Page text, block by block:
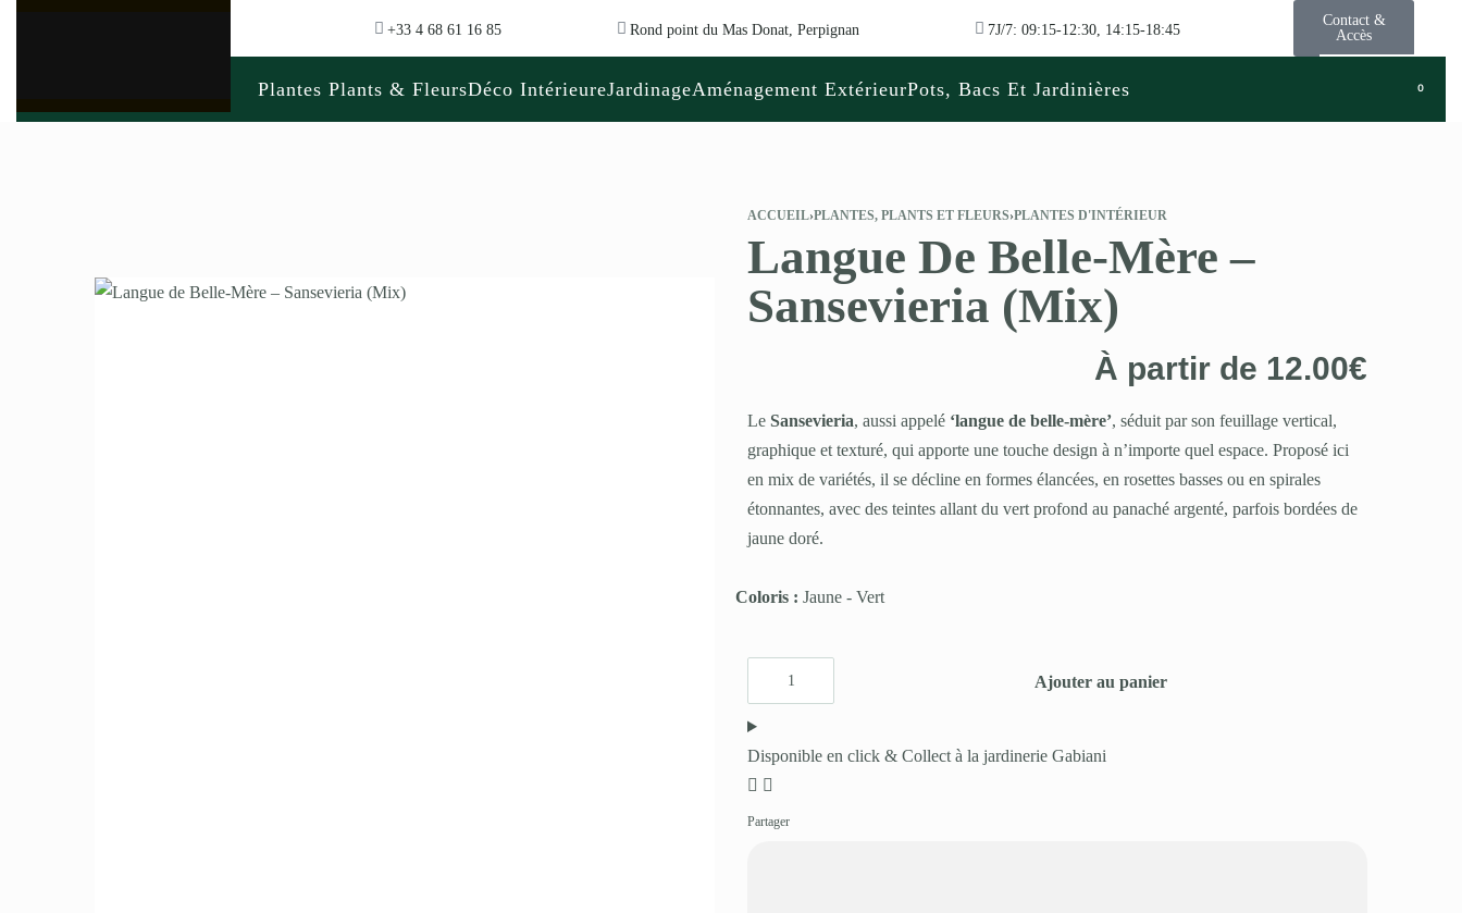
+33 4 68 61 16 85 Rond point du Mas Donat, Perpignan 7J/7: 09:15-12:30, 14:15-18:45
Contact &
Accès
Plantes Plants & FleursDéco IntérieureJardinageAménagement ExtérieurPots, Bacs Et Jardinières 0
ACCUEIL›PLANTES, PLANTS ET FLEURS›PLANTES D'INTÉRIEUR
Langue De Belle-Mère –
Sansevieria (Mix)
À partir de 12.00€
Le Sansevieria, aussi appelé ‘langue de belle-mère’, séduit par son feuillage vertical,
graphique et texturé, qui apporte une touche design à n’importe quel espace. Proposé ici
en mix de variétés, il se décline en formes élancées, en rosettes basses ou en spirales
étonnantes, avec des teintes allant du vert profond au panaché argenté, parfois bordées de
jaune doré.
Coloris : Jaune - Vert
Ajouter au panier
Disponible en click & Collect à la jardinerie Gabiani
Partager